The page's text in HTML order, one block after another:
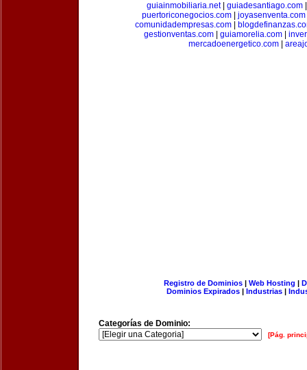
guiainmobiliaria.net| guiadesantiago.com
puertoriconegocios.com
joyasenventa.com
comunidadempresas.com|
gestionventas.com| guiamorelia.com|
mercadoenergetico.com
Registro de Dominios| Web Hosting |
Dominios Expirados | Industrias |
Categorías de Dominio:
[Pág.